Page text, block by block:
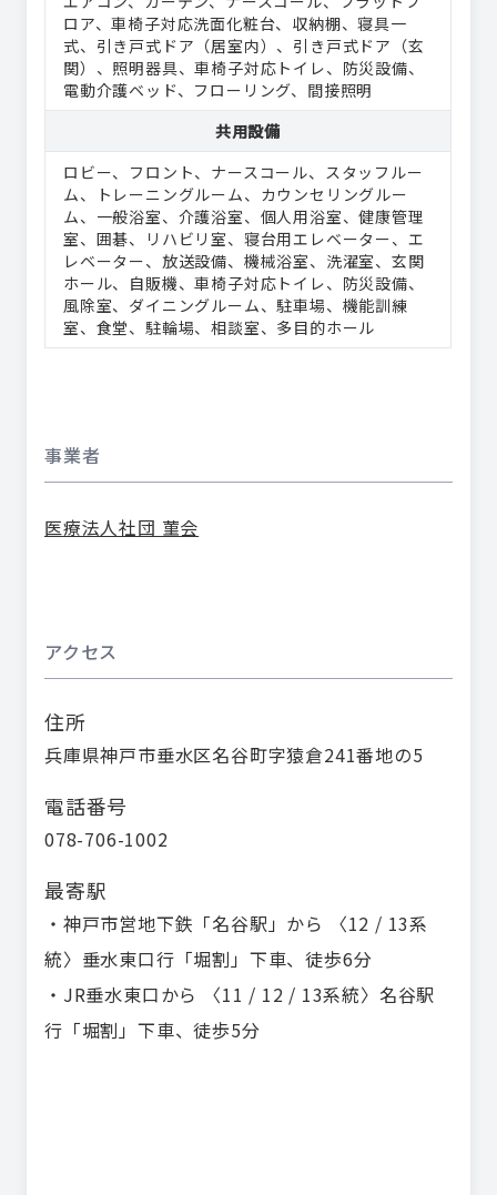
ロア
車椅子対応洗面化粧台 収納棚
寝具一
式
引き戸式ドア（居室内）
引き戸式ドア（玄
関）
照明器具 車椅子対応トイレ
防災設備
電動介護ベッド
フローリング
間接照明
共用設備
ロビー
フロント ナースコール
スタッフルー
ム
トレーニングルーム
カウンセリングルー
ム
一般浴室 介護浴室 個人用浴室
健康管理
室
囲碁 リハビリ室 寝台用エレベーター
エ
レベーター
放送設備 機械浴室 洗濯室
玄関
ホール
自販機 車椅子対応トイレ
防災設備
風除室
ダイニングルーム 駐車場
機能訓練
室
食堂 駐輪場 相談室 多目的ホール
事業者
医療法人社団 菫会
アクセス
住所
兵庫県神戸市垂水区名谷町字猿倉241番地の5
電話番号
078-706-1002
最寄駅
・神戸市営地下鉄「名谷駅」から 〈12 / 13系
統〉垂水東口行「堀割」下車、徒歩6分
・JR垂水東口から 〈11 / 12 / 13系統〉名谷駅
行「堀割」下車、徒歩5分